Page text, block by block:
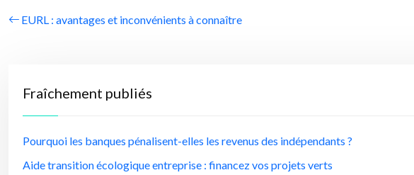
EURL : avantages et inconvénients à connaître
Fraîchement publiés
Pourquoi les banques pénalisent-elles les revenus des indépendants ?
Aide transition écologique entreprise : financez vos projets verts